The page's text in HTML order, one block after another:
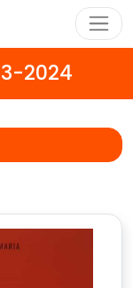
2024